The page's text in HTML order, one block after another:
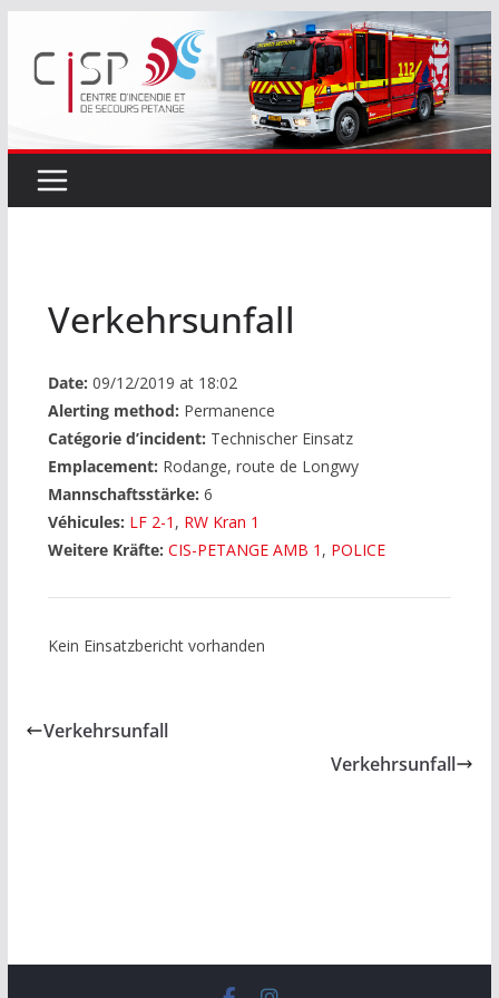
contenu
Verkehrsunfall
Date: 09/12/2019 at 18:02
Alerting method: Permanence
Catégorie d’incident: Technischer Einsatz
Emplacement: Rodange, route de Longwy
Mannschaftsstärke: 6
Véhicules: LF 2-1 , RW Kran 1
Weitere Kräfte: CIS-PETANGE AMB 1 , POLICE
Kein Einsatzbericht vorhanden
Verkehrsunfall
Verkehrsunfall